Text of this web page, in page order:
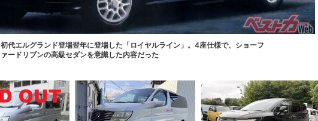
初代エルグランド登場翌年に登場した「ロイヤルライン」。4座仕様で、ショーフ
ァードリブンの高級セダンを意識した内容だった